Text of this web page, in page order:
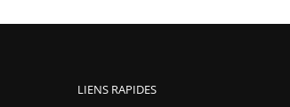
LIENS RAPIDES